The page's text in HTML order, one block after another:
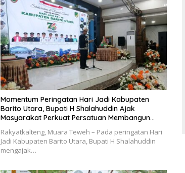
Momentum Peringatan Hari Jadi Kabupaten
Barito Utara, Bupati H Shalahuddin Ajak
Masyarakat Perkuat Persatuan Membangun
Rakyatkalteng, Muara Teweh – Pada peringatan Hari
Jadi Kabupaten Barito Utara, Bupati H Shalahuddin
mengajak…